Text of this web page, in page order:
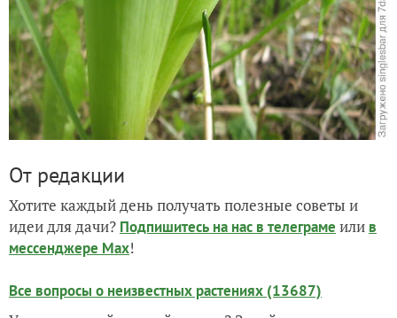
От редакции
Хотите каждый день получать полезные советы и
идеи для дачи? Подпишитесь на нас в телеграме или в
мессенджере Max!
Все вопросы о неизвестных растениях (13687)